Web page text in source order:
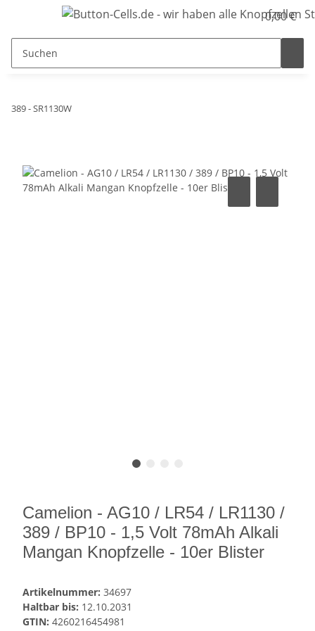
0,00 €
389 - SR1130W
Camelion - AG10 / LR54 / LR1130 /
389 / BP10 - 1,5 Volt 78mAh Alkali
Mangan Knopfzelle - 10er Blister
Artikelnummer: 34697
Haltbar bis: 12.10.2031
GTIN: 4260216454981